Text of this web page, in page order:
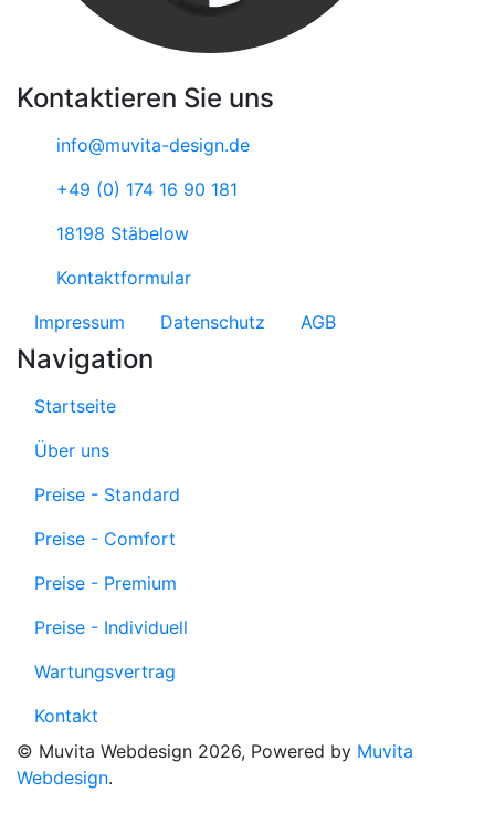
Kontaktieren Sie uns
info@muvita-design.de
+49 (0) 174 16 90 181
18198 Stäbelow
Kontaktformular
Impressum
Datenschutz AGB
Navigation
Startseite
Über uns
Preise - Standard
Preise - Comfort
Preise - Premium
Preise - Individuell
Wartungsvertrag
Kontakt
© Muvita Webdesign 2026, Powered by Muvita
Webdesign.